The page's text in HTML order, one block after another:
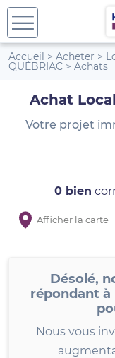
Accueil > Acheter >
QUÉBRIAC > Achats
Achat
Votre projet
0 bien
Afficher la carte
Désolé,
répondant à
Nous vous